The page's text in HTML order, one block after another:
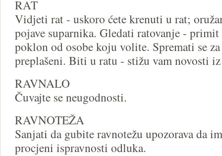
RAT
Vidjeti rat - uskoro ćete krenuti u rat;
pojave suparnika. Gledati ratovanje - primit
poklon od osobe koju volite. Spremati se
preplašeni. Biti u ratu - stižu vam novosti
RAVNALO
Čuvajte se neugodnosti.
RAVNOTEŽA
Sanjati da gubite ravnotežu upozorava da
procjeni ispravnosti odluka.